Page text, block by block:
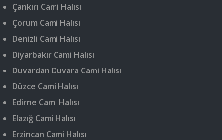
Çankırı Cami Halısı
Çorum Cami Halısı
Denizli Cami Halısı
Diyarbakır Cami Halısı
Duvardan Duvara Cami Halısı
Düzce Cami Halısı
Edirne Cami Halısı
Elazığ Cami Halısı
Erzincan Cami Halısı